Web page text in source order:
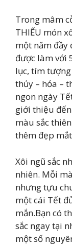
Trong mâm
THIẾU món
một năm đầy
được làm với
lục, tím tượng
thủy – hỏa –
ngon ngày
giới thiệu
màu sắc
thêm đẹp
Xôi ngũ sắc
nhiên. Mỗi
nhưng tựu
một cái Tết
mắn.Bạn có
sắc ngay tại
một số